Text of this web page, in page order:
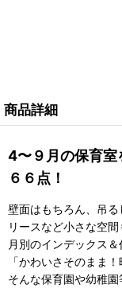
商品詳細
4〜９月の保育室
６６点！
壁面はもちろん、吊る
リースなど小さな空
月別のインデックス
「かわいさそのまま
そんな保育園や幼稚園